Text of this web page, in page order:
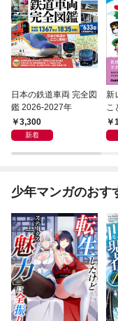
日本の鉄道車両 完全図
鑑 2026-2027年
3,300
新着
新
こ
の
少年マンガのおす